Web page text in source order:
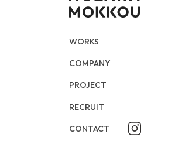
STORY PAGEPROJECT
WORKS
COMPANY
PROJECT
RECRUIT
CONTACT